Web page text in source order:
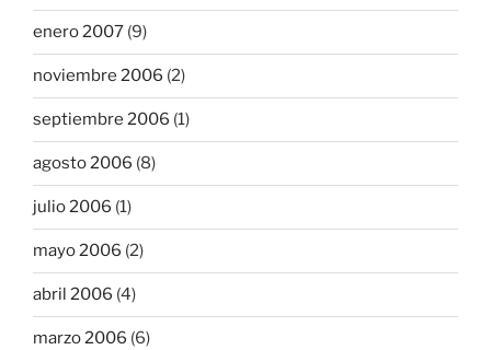
enero 2007 (9)
noviembre 2006 (2)
septiembre 2006 (1)
agosto 2006 (8)
julio 2006 (1)
mayo 2006 (2)
abril 2006 (4)
marzo 2006 (6)